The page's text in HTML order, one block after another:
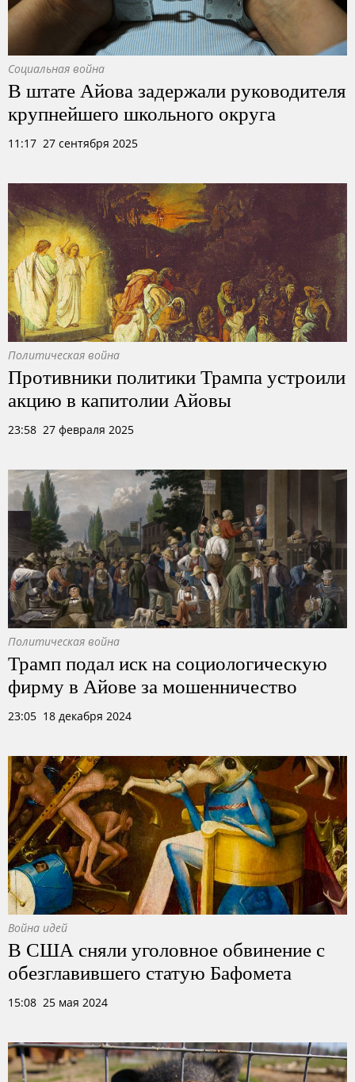
Социальная война
В штате Айова задержали руководителя
крупнейшего школьного округа
11:17 27 сентября 2025
Политическая война
Противники политики Трампа устроили
акцию в капитолии Айовы
23:58 27 февраля 2025
Политическая война
Трамп подал иск на социологическую
фирму в Айове за мошенничество
23:05 18 декабря 2024
Война идей
В США сняли уголовное обвинение с
обезглавившего статую Бафомета
15:08 25 мая 2024